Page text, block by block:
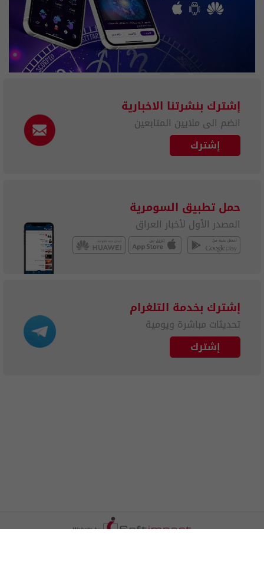
إشترك بنشرتنا الاخبارية
انضم الى ملايين المتابعين
إشترك
حمل تطبيق السومرية
المصدر الأول لأخبار العراق
إشترك بخدمة التلغرام
تحديثات مباشرة ويومية
إشترك